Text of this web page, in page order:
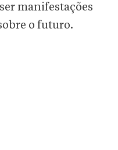
manifestações
o futuro.